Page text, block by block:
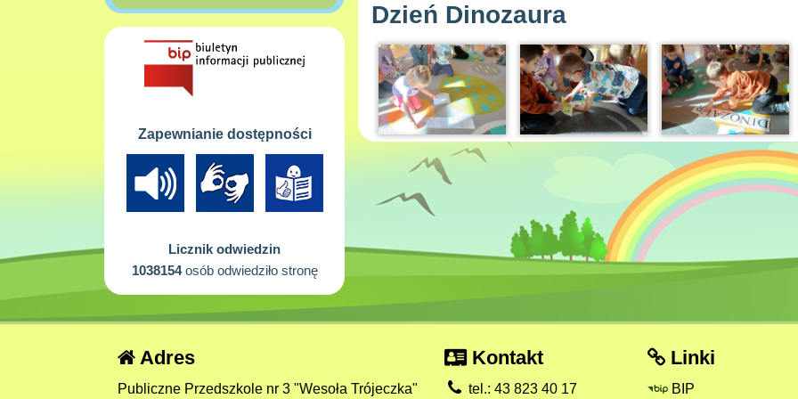
Dzień Dinozaura
Zapewnianie dostępności
Licznik odwiedzin
1038154osób odwiedziło stronę
Adres
Publiczne Przedszkole nr 3 "Wesoła Trójeczka"
Kontakt
tel.: 43 823 40 17
Linki
BIP